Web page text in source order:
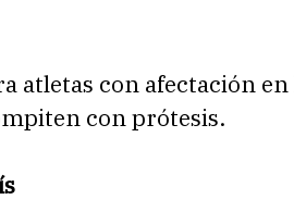
atletas con afectación
con prótesis.